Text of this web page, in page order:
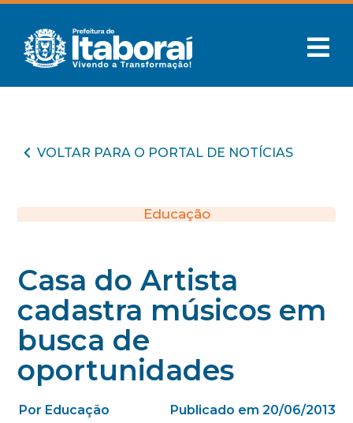
VOLTAR PARA O PORTAL DE NOTÍCIAS
Educação
Casa do Artista
cadastra músicos em
busca de
oportunidades
Por Educação Publicado em 20/06/2013